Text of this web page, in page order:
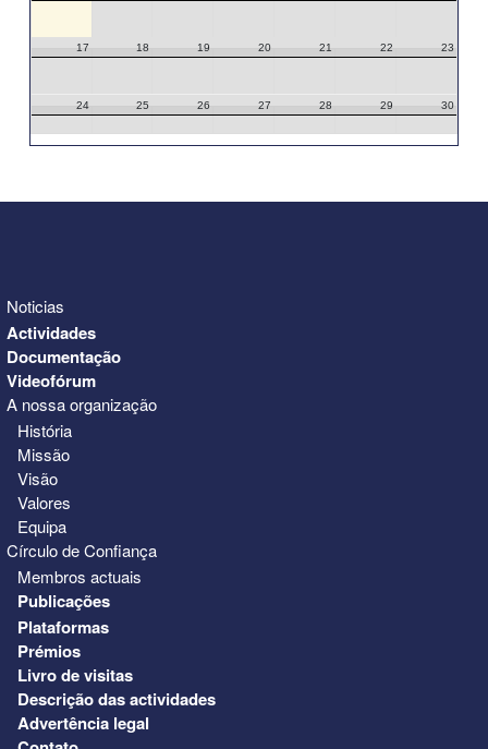
17 18 19 20 21 22 23
24 25 26 27 28 29 30
Noticias
Actividades
Documentação
Videofórum
A nossa organização
História
Missão
Visão
Valores
Equipa
Círculo de Confiança
Membros actuais
Publicações
Plataformas
Prémios
Livro de visitas
Descrição das actividades
Advertência legal